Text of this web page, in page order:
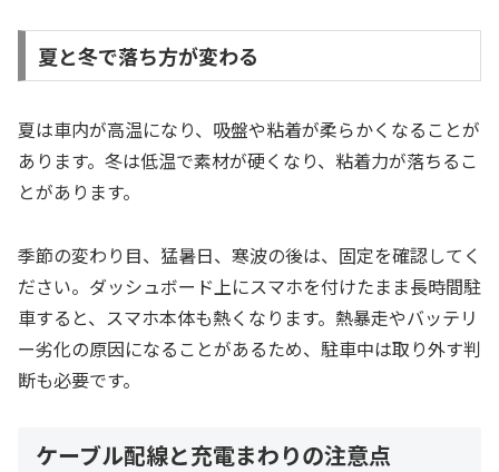
夏と冬で落ち方が変わる
夏は車内が高温になり、吸盤や粘着が柔らかくなることが
あります。冬は低温で素材が硬くなり、粘着力が落ちるこ
とがあります。
季節の変わり目、猛暑日、寒波の後は、固定を確認してく
ださい。ダッシュボード上にスマホを付けたまま長時間駐
車すると、スマホ本体も熱くなります。熱暴走やバッテリ
ー劣化の原因になることがあるため、駐車中は取り外す判
断も必要です。
ケーブル配線と充電まわりの注意点